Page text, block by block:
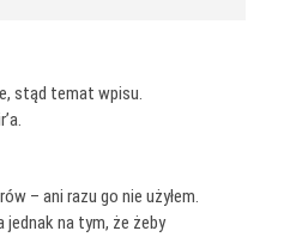
stąd temat wpisu.
– ani razu go nie użyłem.
na tym, że żeby